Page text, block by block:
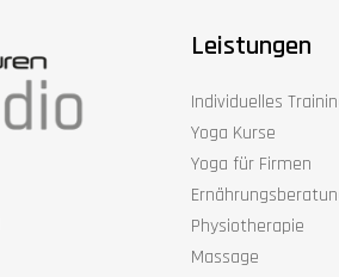
Leistungen
Individuelles
Yoga Kurse
Yoga für Firmen
Physiotherapie
Massage